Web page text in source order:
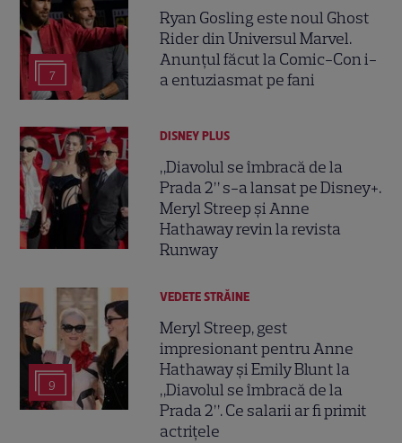
7
Ryan Gosling este noul Ghost
Rider din Universul Marvel.
Anunțul făcut la Comic-Con i-
a entuziasmat pe fani
DISNEY PLUS
„Diavolul se îmbracă de la
Prada 2” s-a lansat pe Disney+.
Meryl Streep și Anne
Hathaway revin la revista
Runway
9
VEDETE STRĂINE
Meryl Streep, gest
impresionant pentru Anne
Hathaway și Emily Blunt la
„Diavolul se îmbracă de la
Prada 2”. Ce salarii ar fi primit
actrițele